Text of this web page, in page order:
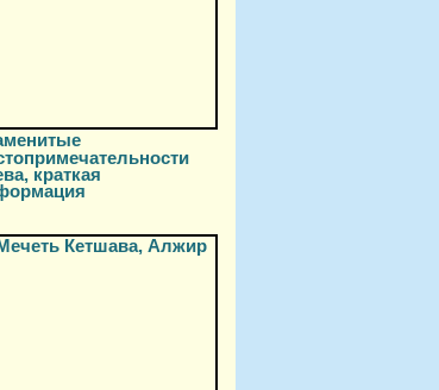
краткая